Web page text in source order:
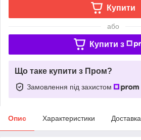
Купити
або
Купити з
Що таке купити з Пром?
Замовлення під захистом
Опис Характеристики Доставка